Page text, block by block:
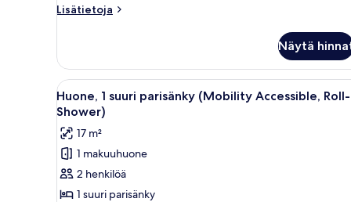
Accessible)
Lisätietoja
Lisätietoja
suuri
parisänky
(Hearing
Accessible)
Näytä
Avaa
kaikki
huonetyypin
Huone,
suuri
parisänky
Hotellihuone, jossa on suuri
1
Huone, 1 suuri parisänky (Mobility Accessible,
Shower)
17 m²
1 makuuhuone
2 henkilöä
1 suuri parisänky